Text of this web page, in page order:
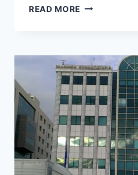
READ MORE ΜΗΤΣΟΤΆΚΗΣ
ΙΟΎΛΙΟ
ΝΈΑ
AWS
LOCAL
ZONE
ΑΘΉΝΑ